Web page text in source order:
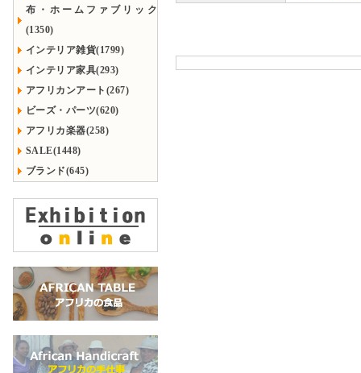
布・ホームファブリック
(1350)
インテリア雑貨(1799)
インテリア家具(293)
アフリカンアート(267)
ビーズ・パーツ(620)
アフリカ楽器(258)
SALE(1448)
ブランド(645)